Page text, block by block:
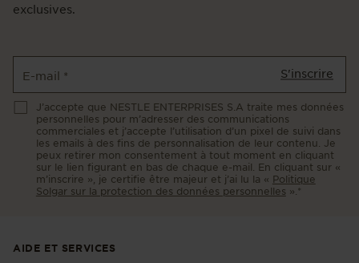
exclusives.
E-mail * S'inscrire
J’accepte que NESTLE ENTERPRISES S.A traite mes données
personnelles pour m’adresser des communications
commerciales et j’accepte l’utilisation d’un pixel de suivi dans
les emails à des fins de personnalisation de leur contenu. Je
peux retirer mon consentement à tout moment en cliquant
sur le lien figurant en bas de chaque e-mail. En cliquant sur «
m’inscrire », je certifie être majeur et j’ai lu la « Politique
Solgar sur la protection des données personnelles ».*
AIDE ET SERVICES